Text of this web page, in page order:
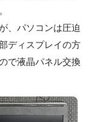
、パソコンは圧迫
ディスプレイの方
で液晶パネル交換